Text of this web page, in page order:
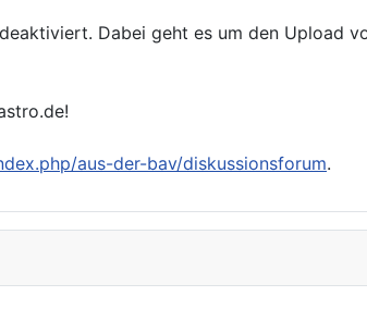
Dabei geht es um den Upload
aus-der-bav/diskussionsforum.